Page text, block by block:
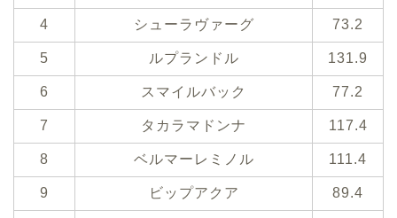
4 シューラヴァーグ 73.2
5 ルプランドル 131.9
6 スマイルバック 77.2
7 タカラマドンナ 117.4
8 ベルマーレミノル 111.4
9 ビップアクア 89.4